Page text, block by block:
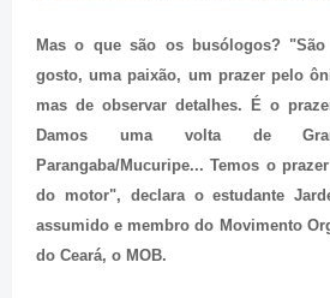
Mas o que são os busólogos?
gosto, uma paixão, um prazer pelo
mas de observar detalhes. É o
Damos uma volta de
Parangaba/Mucuripe... Temos o
do motor", declara o estudante
assumido e membro do Movimento
do Ceará, o MOB.